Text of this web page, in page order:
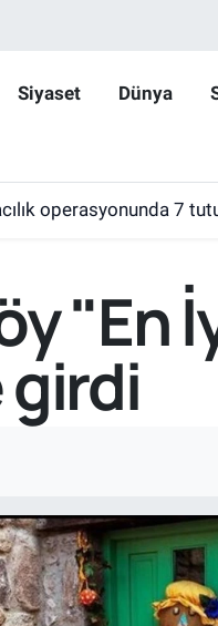
Siyaset Dünya
operasyonunda 7
"En